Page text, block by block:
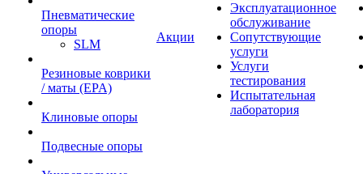
Пневматические
опоры
SLM
Резиновые коврики
/ маты (EPA)
Клиновые опоры
Подвесные опоры
Акции
Эксплуатационное
обслуживание
Сопутствующие
услуги
Услуги
тестирования
Испытательная
лаборатория